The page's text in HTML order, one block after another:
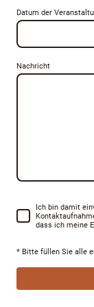
Datum der
Nachricht
Ich bin damit
dass ich meine
* Bitte füllen Sie alle